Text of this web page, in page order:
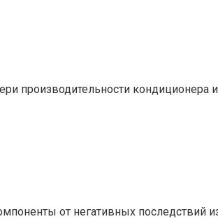
производительности кондиционера
от негативных последствий